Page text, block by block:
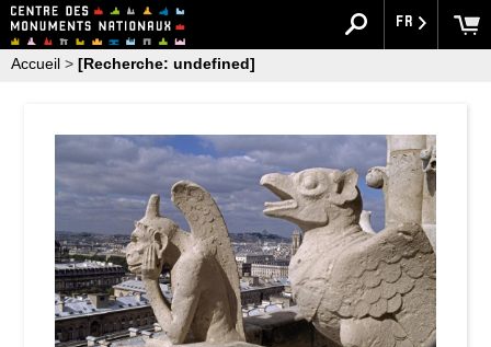
FR
Accueil > [Recherche: undefined]